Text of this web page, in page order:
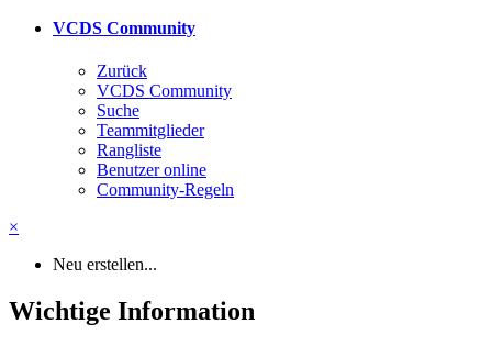
VCDS Community
Zurück
VCDS Community
Suche
Teammitglieder
Rangliste
Benutzer online
Community-Regeln
×
Neu erstellen...
Wichtige Information